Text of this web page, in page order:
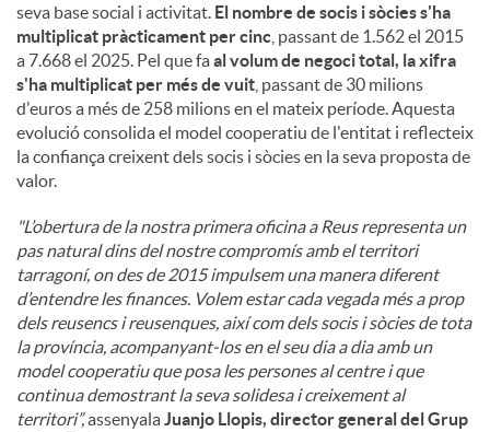
seva base social i activitat. El nombre de socis i sòcies s'ha
multiplicat pràcticament per cinc , passant de 1.562 el 2015
a 7.668 el 2025. Pel que faal volum de negoci total, la xifra
s'ha multiplicat per més de vuit , passant de 30 milions
d'euros a més de 258 milions en el mateix període. Aquesta
evolució consolida el model cooperatiu de l'entitat i reflecteix
la confiança creixent dels socis i sòcies en la seva proposta de
valor.
"L’obertura de la nostra primera oficina a Reus representa un
pas natural dins del nostre compromís amb el territori
tarragoní, on des de 2015 impulsem una manera diferent
d’entendre les finances. Volem estar cada vegada més a prop
dels reusencs i reusenques, així com dels socis i sòcies de tota
la província, acompanyant-los en el seu dia a dia amb un
model cooperatiu que posa les persones al centre i que
continua demostrant la seva solidesa i creixement al
territori”,assenyalaJuanjo Llopis, director general del Grup